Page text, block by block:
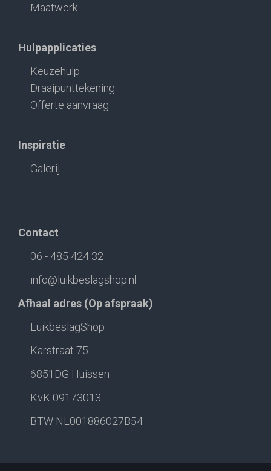
Maatwerk
Hulpapplicaties
Keuzehulp
Draaipunttekening
Offerte aanvraag
Inspiratie
Galerij
Contact
06 - 485 424 32
info@luikbeslagshop.nl
Afhaal adres (Op afspraak)
LuikbeslagShop
Karstraat 75
6851DG Huissen
KvK 09173013
BTW NL001886027B54